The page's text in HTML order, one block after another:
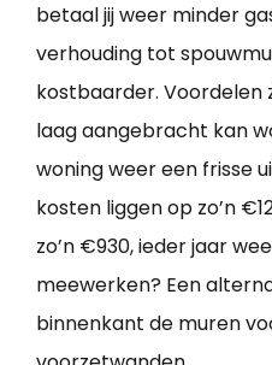
betaal jij weer minder
verhouding tot
kostbaarder. Voordelen
laag aangebracht kan
woning weer een frisse
kosten liggen op zo’n
zo’n €930, ieder jaar
meewerken? Een
binnenkant de muren